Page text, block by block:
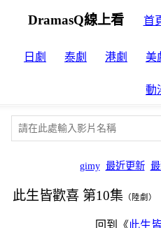
DramasQ線上看 首
日劇 泰劇 港劇 美
動
gimy 最近更新
此生皆歡喜 第10集 （陸劇）
回到《此生